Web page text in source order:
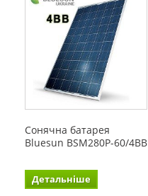
Сонячна батарея
Bluesun BSM280P-60/4BB
Детальніше